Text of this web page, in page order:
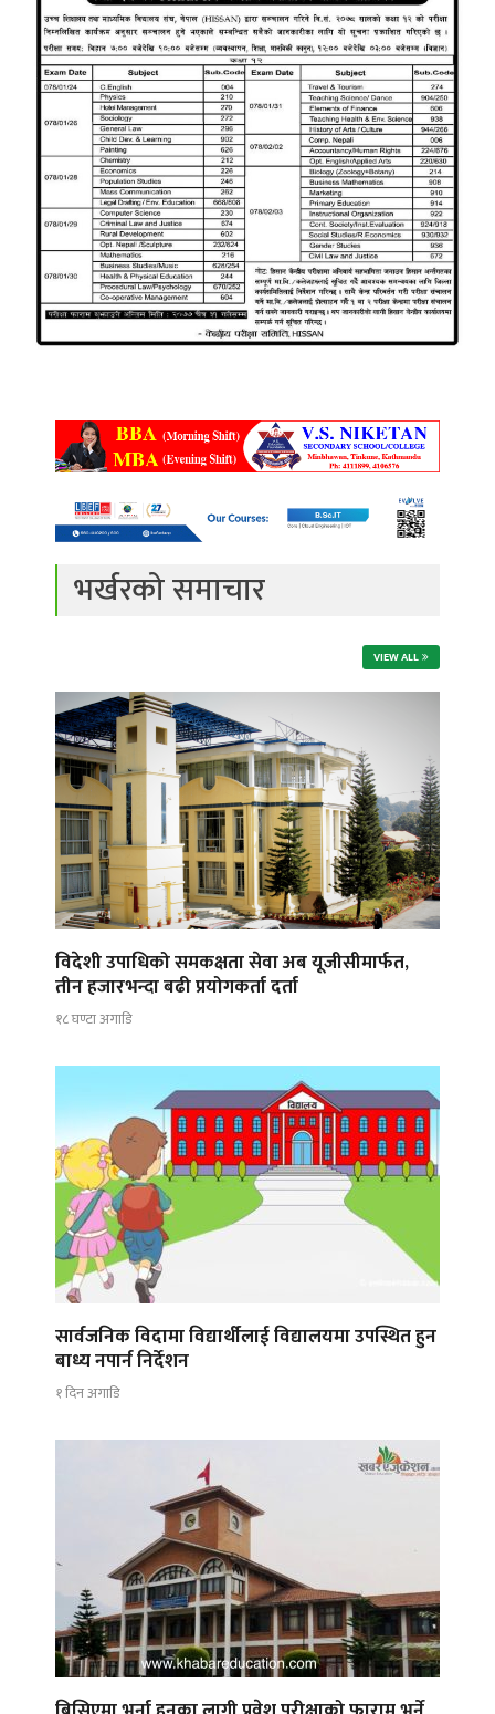
भर्खरको समाचार
VIEW ALL
विदेशी उपाधिको समकक्षता सेवा अब यूजीसीमार्फत,
तीन हजारभन्दा बढी प्रयोगकर्ता दर्ता
१८ घण्टा अगाडि
सार्वजनिक विदामा विद्यार्थीलाई विद्यालयमा उपस्थित हुन
बाध्य नपार्न निर्देशन
१ दिन अगाडि